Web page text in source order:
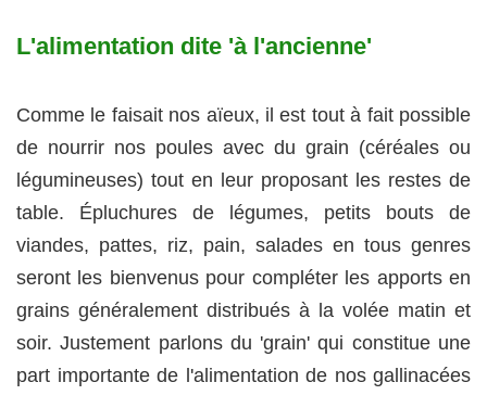
L'alimentation dite 'à l'ancienne'
Comme le faisait nos aïeux, il est tout à fait possible
de nourrir nos poules avec du grain (céréales ou
légumineuses) tout en leur proposant les restes de
table. Épluchures de légumes, petits bouts de
viandes, pattes, riz, pain, salades en tous genres
seront les bienvenus pour compléter les apports en
grains généralement distribués à la volée matin et
soir. Justement parlons du 'grain' qui constitue une
part importante de l'alimentation de nos gallinacées